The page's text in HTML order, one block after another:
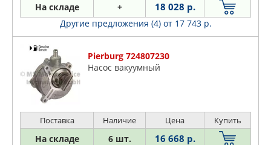
На складе + 18 028 р.
Другие предложения (4) от 17 743 р.
Pierburg 724807230
Насос вакуумный
Поставка Наличие Цена Купить
На складе 6 шт. 16 668 р.